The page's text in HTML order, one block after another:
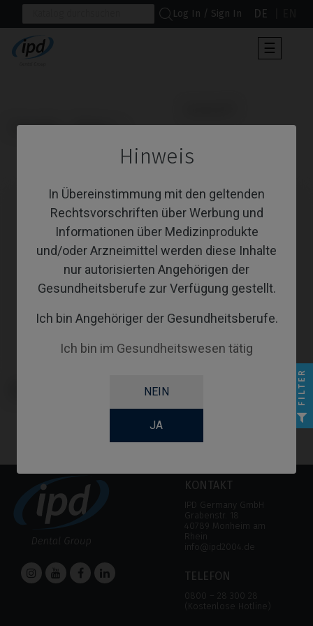
Hinweis
In Übereinstimmung mit den geltenden
Rechtsvorschriften über Werbung und
Informationen über Medizinprodukte
und/oder Arzneimittel werden diese Inhalte
nur autorisierten Angehörigen der
Gesundheitsberufe zur Verfügung gestellt.
Ich bin Angehöriger der Gesundheitsberufe.
Ich bin im Gesundheitswesen tätig
NEIN
JA
Log In / Sign In DE
der
☰
Startseite Marken
Bredent®
Analoge kompatibel mit Bredent®
Schrauben kompatibel mit
Bredent® Blue Sky®
KONTAKT
IPD Germany GmbH
Grabenstr. 18
40789 Monheim am
Rhein
info@ipd2004.de
TELEFON
0800 – 28 300 28
(Kostenlose Hotline)
FILTER